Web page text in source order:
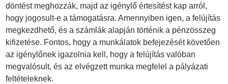
döntést meghozzák, majd az igénylő értesítést kap arról,
hogy jogosult-e a támogatásra. Amennyiben igen, a felújítás
megkezdhető, és a számlák alapján történik a pénzösszeg
kifizetése. Fontos, hogy a munkálatok befejezését követően
az igénylőnek igazolnia kell, hogy a felújítás valóban
megvalósult, és az elvégzett munka megfelel a pályázati
feltételeknek.